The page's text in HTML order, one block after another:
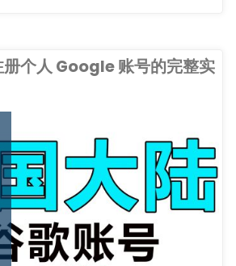
个人 Google 账号的完整实